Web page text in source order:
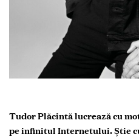
Tudor Plăcintă lucrează cu
pe infinitul Internetului. Ştie